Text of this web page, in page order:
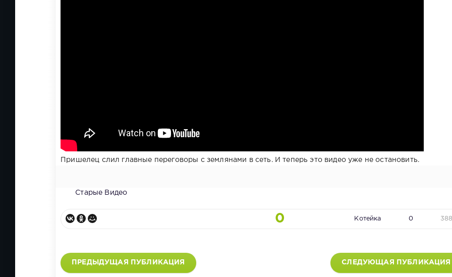
Пришелец слил главные переговоры с землянами в сеть. И теперь это видео уже не остановить.
Старые Видео
0 Котейка 0
ПРЕДЫДУЩАЯ ПУБЛИКАЦИЯ СЛЕДУЮЩАЯ ПУБЛИКАЦИЯ